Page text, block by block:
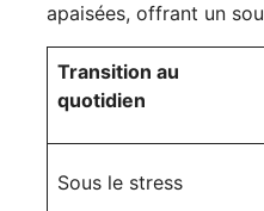
apaisées, offrant un
Transition au
quotidien
Sous le stress